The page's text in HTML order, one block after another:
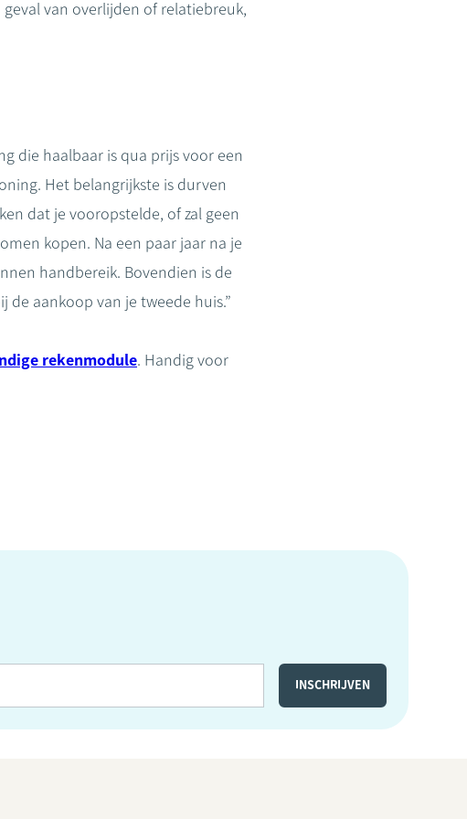
van overlijden of relatiebreuk,
die haalbaar is qua prijs voor een
Het belangrijkste is durven
dat je vooropstelde, of zal geen
kopen. Na een paar jaar na je
handbereik. Bovendien is de
de aankoop van je tweede huis.”
rekenmodule. Handig voor